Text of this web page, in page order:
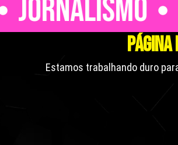
JORNALISMO
PÁGINA
Estamos trabalhando duro